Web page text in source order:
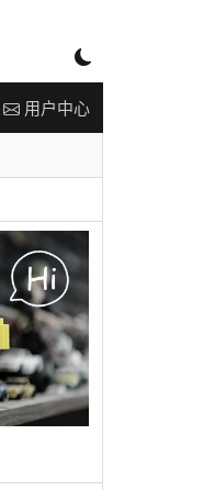
用户中心